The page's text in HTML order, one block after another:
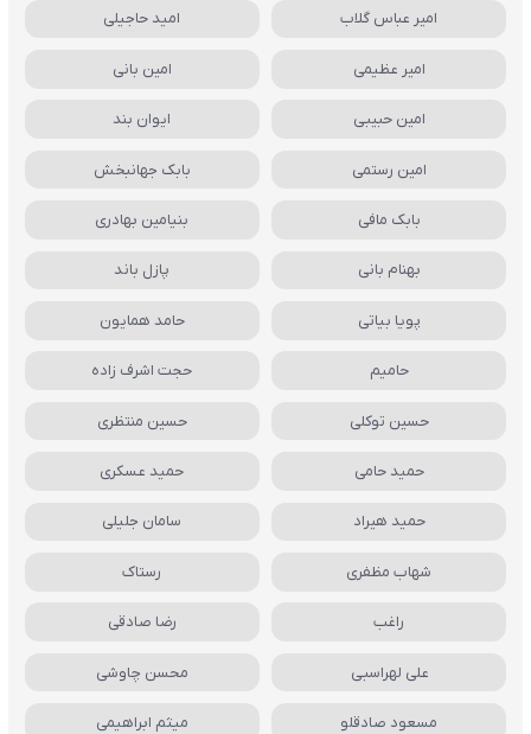
امیر عباس گلاب امید حاجیلی
امیر عظیمی امین بانی
امین حبیبی ایوان بند
امین رستمی بابک جهانبخش
بابک مافی بنیامین بهادری
بهنام بانی پازل باند
پویا بیاتی حامد همایون
حامیم حجت اشرف زاده
حسین توکلی حسین منتظری
حمید حامی حمید عسکری
حمید هیراد سامان جلیلی
شهاب مظفری رستاک
راغب رضا صادقی
علی لهراسبی محسن چاوشی
مسعود صادقلو میثم ابراهیمی